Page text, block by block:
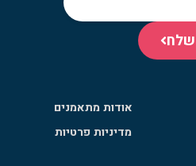
שלח
אודות מתאמנים
מדיניות פרטיות